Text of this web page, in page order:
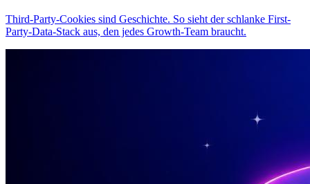
Third-Party-Cookies sind Geschichte. So sieht der schlanke First-
Party-Data-Stack aus, den jedes Growth-Team braucht.